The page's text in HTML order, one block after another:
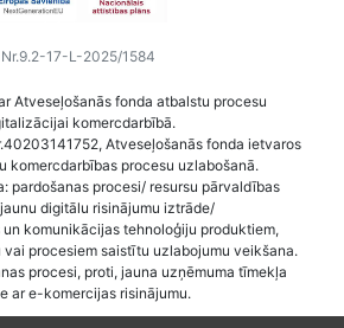
Nr.9.2-17-L-2025/1584
Atveseļošanās fonda atbalstu procesu
komercdarbībā.
Atveseļošanās fonda ietvaros
komercdarbības procesu uzlabošanā.
pardošanas procesi/ resursu pārvaldības
digitālu risinājumu iztrāde/
komunikācijas tehnoloģiju produktiem,
vai procesiem saistītu uzlabojumu veikšana.
procesi, proti, jauna uzņēmuma tīmekļa
ar e-komercijas risinājumu.